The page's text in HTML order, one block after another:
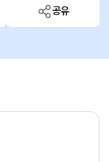
공유